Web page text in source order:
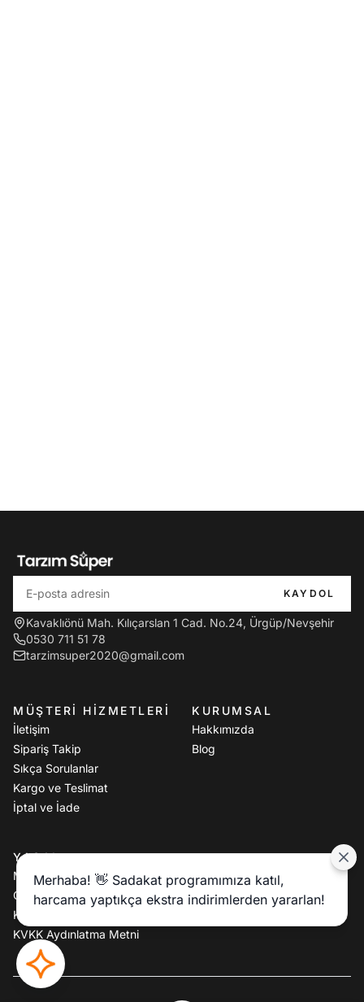
KAYDOL
Kavaklıönü Mah. Kılıçarslan 1 Cad. No.24, Ürgüp/Nevşehir
0530 711 51 78
tarzimsuper2020@gmail.com
MÜŞTERI HIZMETLERI
İletişim
Sipariş Takip
Sıkça Sorulanlar
Kargo ve Teslimat
İptal ve İade
KURUMSAL
Hakkımızda
Blog
YASAL
Mesafeli Satış Sözleşmesi
Gizlilik Politikası
Kullanım Koşulları
KVKK Aydınlatma Metni
Merhaba! 👋 Sadakat programımıza katıl,
harcama yaptıkça ekstra indirimlerden yararlan!